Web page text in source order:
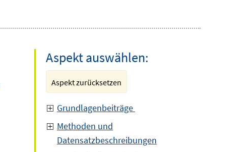
Aspekt auswählen:
Aspekt zurücksetzen
Grundlagenbeiträge
Methoden und
Datensatzbeschreibungen